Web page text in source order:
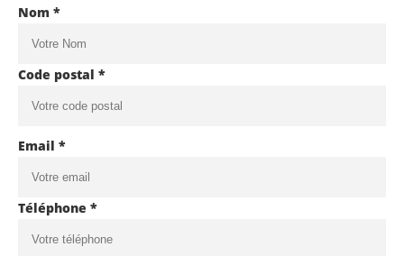
Nom *
Code postal *
Email *
Téléphone *